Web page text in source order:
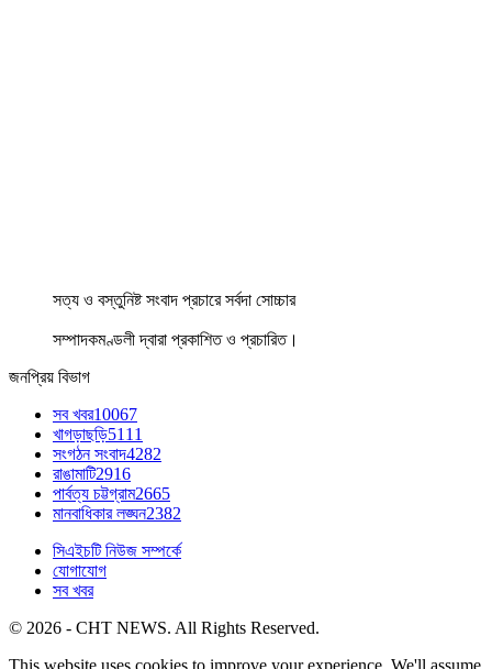
সত্য ও বস্তুনিষ্ট সংবাদ প্রচারে সর্বদা সোচ্চার
সম্পাদকমণ্ডলী দ্বারা প্রকাশিত ও প্রচারিত।
জনপ্রিয় বিভাগ
সব খবর10067
খাগড়াছড়ি5111
সংগঠন সংবাদ4282
রাঙামাটি2916
পার্বত্য চট্টগ্রাম2665
মানবাধিকার লঙ্ঘন2382
সিএইচটি নিউজ সম্পর্কে
যোগাযোগ
সব খবর
© 2026 - CHT NEWS. All Rights Reserved.
This website uses cookies to improve your experience. We'll assume